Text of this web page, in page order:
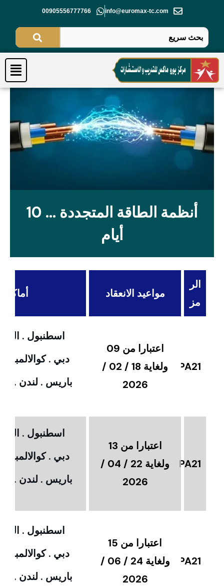
المحتوى
info@euromax-tc.com
00905556777766
أنظمة الطاقة المتجددة ... 10
أيام
الر
مز
مواعيد الانعقاد أماكن
PA21
اعتبارا من 09
ولغاية 18 / 02 /
2026
اسطنبول .
دبي .
باريس . لندن .
PA21
اعتبارا من 13
ولغاية 22 / 04 /
2026
اسطنبول .
دبي .
باريس . لندن .
PA21
اعتبارا من 15
ولغاية 24 / 06 /
2026
اسطنبول .
دبي .
باريس . لندن .